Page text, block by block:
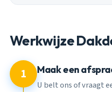
Werkwijze
1 Maak een
U belt ons of vraagt